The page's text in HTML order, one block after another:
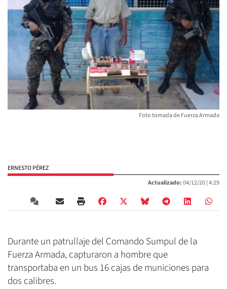
Foto tomada de Fuerza Armada
ERNESTO PÉREZ
Actualizado:04/12/20 |4:29
Durante un patrullaje del Comando Sumpul de la
Fuerza Armada, capturaron a hombre que
transportaba en un bus 16 cajas de municiones para
dos calibres.